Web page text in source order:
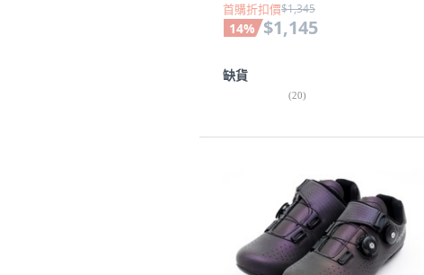
首購折扣價$1,345
14% $1,145
缺貨
(20)